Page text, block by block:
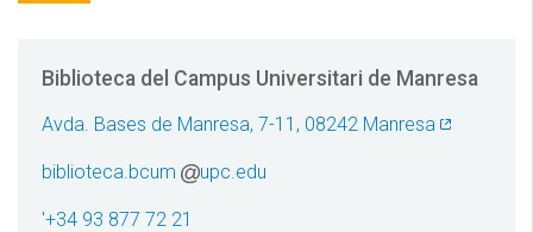
Biblioteca del Campus Universitari de Manresa
Avda. Bases de Manresa, 7-11, 08242 Manresa
biblioteca.bcum upc.edu
'+34 93 877 72 21